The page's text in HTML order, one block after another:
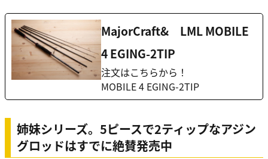
MajorCraft& LML MOBILE
4 EGING-2TIP
注文はこちらから！
MOBILE 4 EGING-2TIP
姉妹シリーズ。5ピースで2ティップなアジン
グロッドはすでに絶賛発売中